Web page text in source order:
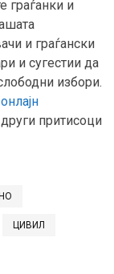
граѓанки и
и граѓански
и сугестии да
избори.
онлајн
притисоци
ЦИВИЛ